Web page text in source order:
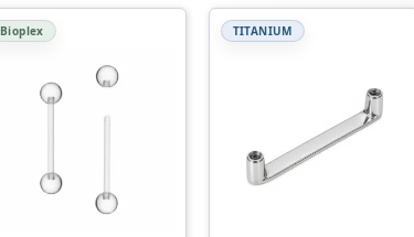
Bioplex TITANIUM